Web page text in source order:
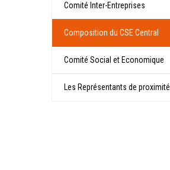
Comité Inter-Entreprises
Composition du CSE Central
Comité Social et Economique
Les Représentants de proximité